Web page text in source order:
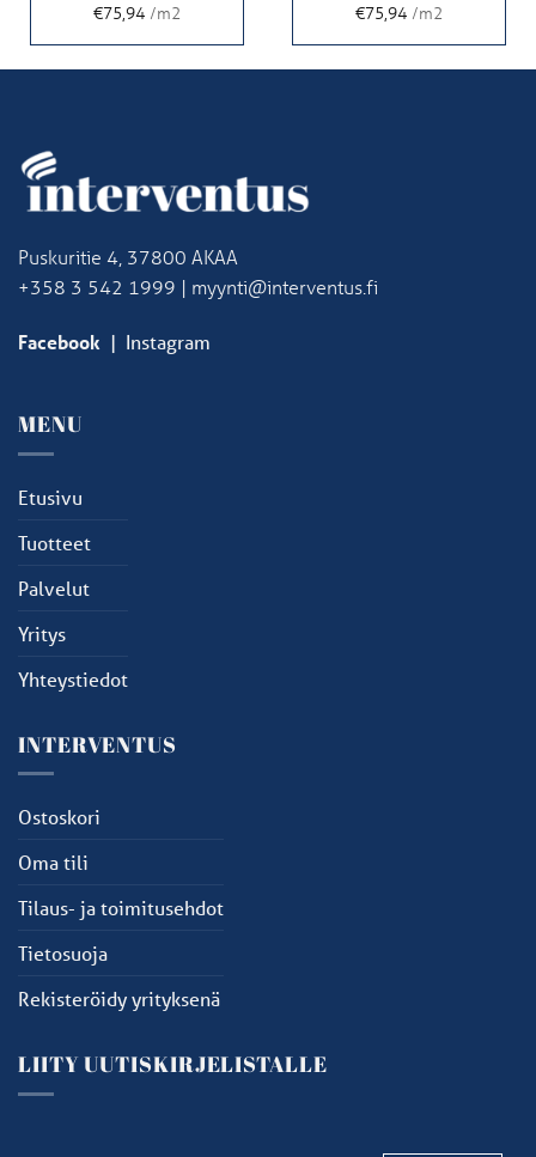
€75,94/m2 €75,94/m2
Puskuritie 4, 37800 AKAA
+358 3 542 1999 | myynti@interventus.fi
Facebook | Instagram
MENU
Etusivu
Tuotteet
Palvelut
Yritys
Yhteystiedot
INTERVENTUS
Ostoskori
Oma tili
Tilaus- ja toimitusehdot
Tietosuoja
Rekisteröidy yrityksenä
LIITY UUTISKIRJELISTALLE